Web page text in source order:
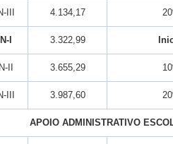
III 4.134,17
N-I 3.322,99
N-II 3.655,29
III 3.987,60
APOIO ADMINISTRATIVO